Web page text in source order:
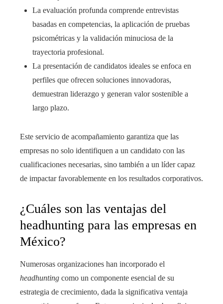
La evaluación profunda comprende entrevistas
basadas en competencias, la aplicación de pruebas
psicométricas y la validación minuciosa de la
trayectoria profesional.
La presentación de candidatos ideales se enfoca en
perfiles que ofrecen soluciones innovadoras,
demuestran liderazgo y generan valor sostenible a
largo plazo.
Este servicio de acompañamiento garantiza que las
empresas no solo identifiquen a un candidato con las
cualificaciones necesarias, sino también a un líder capaz
de impactar favorablemente en los resultados corporativos.
¿Cuáles son las ventajas del
headhunting para las empresas en
México?
Numerosas organizaciones han incorporado el
headhunting como un componente esencial de su
estrategia de crecimiento, dada la significativa ventaja